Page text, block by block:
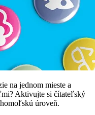
na jednom mieste a
Aktivujte si čítateľský
úroveň.